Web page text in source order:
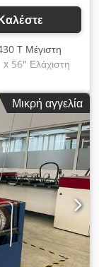
T Μέγιστη
56" Ελάχιστη
έως
4/6 γωνίες
κόλλας
Μικρή αγγελία